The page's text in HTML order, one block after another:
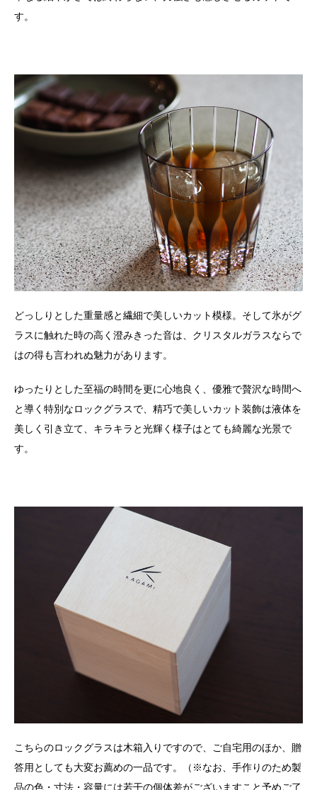
す。
どっしりとした重量感と繊細で美しいカット模様。そして氷がグ
ラスに触れた時の高く澄みきった音は、クリスタルガラスならで
はの得も言われぬ魅力があります。
ゆったりとした至福の時間を更に心地良く、優雅で贅沢な時間へ
と導く特別なロックグラスで、精巧で美しいカット装飾は液体を
美しく引き立て、キラキラと光輝く様子はとても綺麗な光景で
す。
こちらのロックグラスは木箱入りですので、ご自宅用のほか、贈
答用としても大変お薦めの一品です。（※なお、手作りのため製
品の色・寸法・容量には若干の個体差がございますこと予めご了